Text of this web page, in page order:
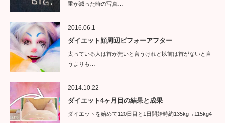
重が減った時の写真…
2016.06.1
ダイエット顔周辺ビフォーアフター
太っている人は首が無いと言うけれど以前は首がないと言
うよりも…
2014.10.22
ダイエット4ヶ月目の結果と成果
ダイエットを始めて120日目と1日開始時約135kg→115kg4